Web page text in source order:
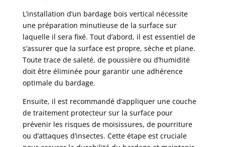
L’installation d’un bardage bois vertical nécessite
une préparation minutieuse de la surface sur
laquelle il sera fixé. Tout d’abord, il est essentiel de
s’assurer que la surface est propre, sèche et plane.
Toute trace de saleté, de poussière ou d’humidité
doit être éliminée pour garantir une adhérence
optimale du bardage.
Ensuite, il est recommandé d’appliquer une couche
de traitement protecteur sur la surface pour
prévenir les risques de moisissures, de pourriture
ou d’attaques d’insectes. Cette étape est cruciale